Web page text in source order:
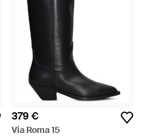
379 €
Via Roma 15